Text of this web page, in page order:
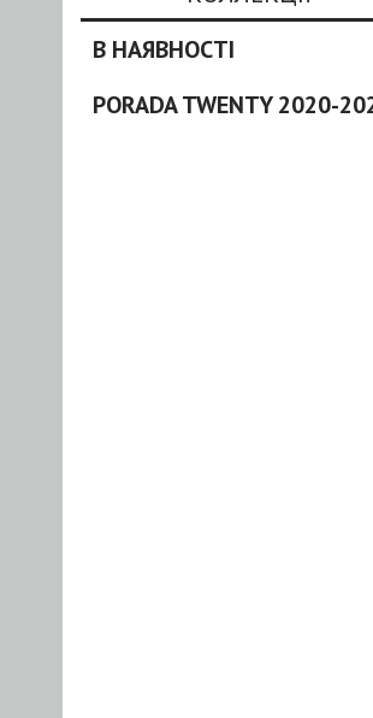
В НАЯВНОСТІ
PORADA TWENTY 2020-